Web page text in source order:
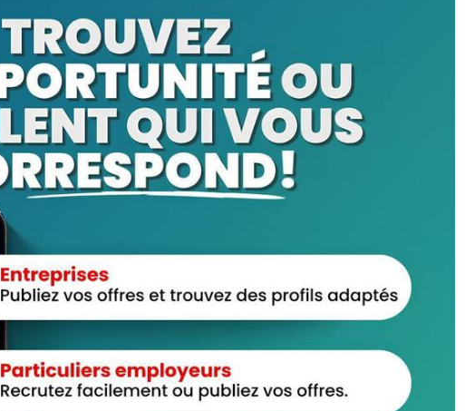
Soyez le premier à donner votre avis sur “Web of Science Journal”
Vous devez êtreconnectépour poster un avis.